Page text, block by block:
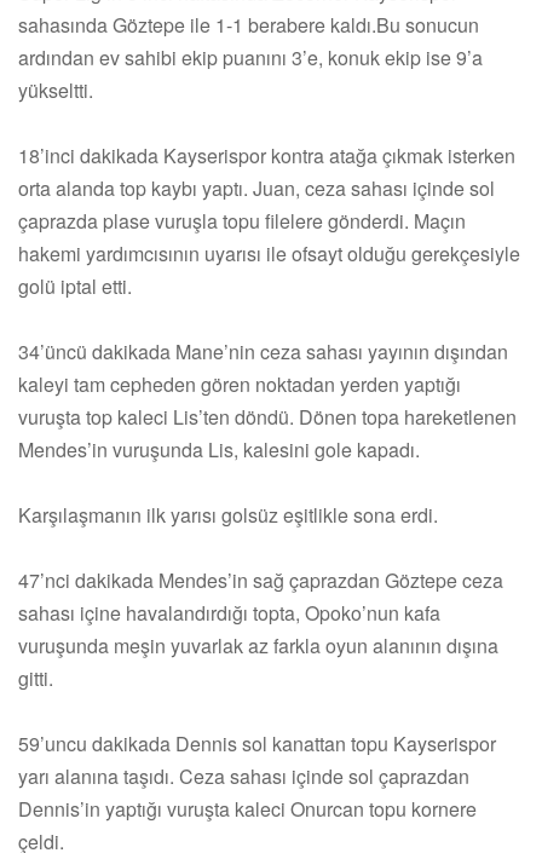
sahasında Göztepe ile 1-1 berabere kaldı.Bu sonucun
ardından ev sahibi ekip puanını 3’e, konuk ekip ise 9’a
yükseltti.
18’inci dakikada Kayserispor kontra atağa çıkmak isterken
orta alanda top kaybı yaptı. Juan, ceza sahası içinde sol
çaprazda plase vuruşla topu filelere gönderdi. Maçın
hakemi yardımcısının uyarısı ile ofsayt olduğu gerekçesiyle
golü iptal etti.
34’üncü dakikada Mane’nin ceza sahası yayının dışından
kaleyi tam cepheden gören noktadan yerden yaptığı
vuruşta top kaleci Lis’ten döndü. Dönen topa hareketlenen
Mendes’in vuruşunda Lis, kalesini gole kapadı.
Karşılaşmanın ilk yarısı golsüz eşitlikle sona erdi.
47’nci dakikada Mendes’in sağ çaprazdan Göztepe ceza
sahası içine havalandırdığı topta, Opoko’nun kafa
vuruşunda meşin yuvarlak az farkla oyun alanının dışına
gitti.
59’uncu dakikada Dennis sol kanattan topu Kayserispor
yarı alanına taşıdı. Ceza sahası içinde sol çaprazdan
Dennis’in yaptığı vuruşta kaleci Onurcan topu kornere
çeldi.